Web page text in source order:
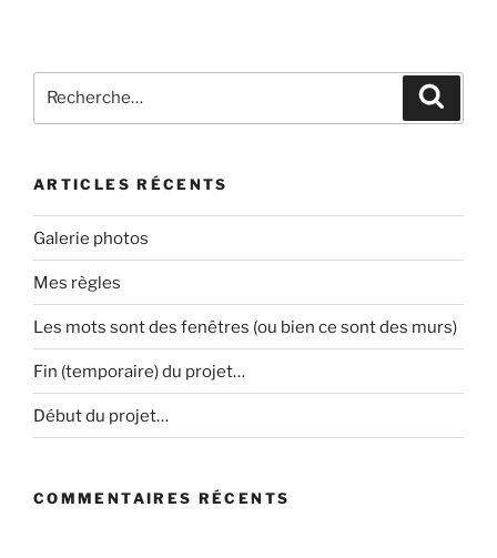
pour
ARTICLES RÉCENTS
Galerie photos
Mes règles
Les mots sont des fenêtres (ou bien ce sont des murs)
Fin (temporaire) du projet…
Début du projet…
COMMENTAIRES RÉCENTS